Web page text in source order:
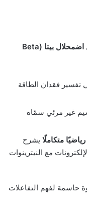
اضمحلال بيتا (Beta
تفسير فقدان الطاقة
غير مرئي سمّاه
متكاملًا يشرح
مع النيترينوات
حاسمة لفهم التفاعلات